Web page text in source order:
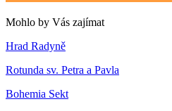
Mohlo by Vás zajímat
Hrad Radyně
Rotunda sv. Petra a Pavla
Bohemia Sekt